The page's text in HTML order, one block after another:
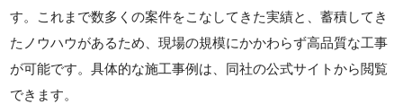
す。これまで数多くの案件をこなしてきた実績と、蓄積してき
たノウハウがあるため、現場の規模にかかわらず高品質な工事
が可能です。具体的な施工事例は、同社の公式サイトから閲覧
できます。